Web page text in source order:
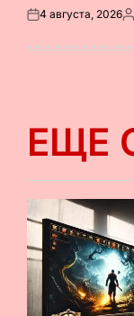
Опубликовано
4 августа, 2026
ЕЩЕ